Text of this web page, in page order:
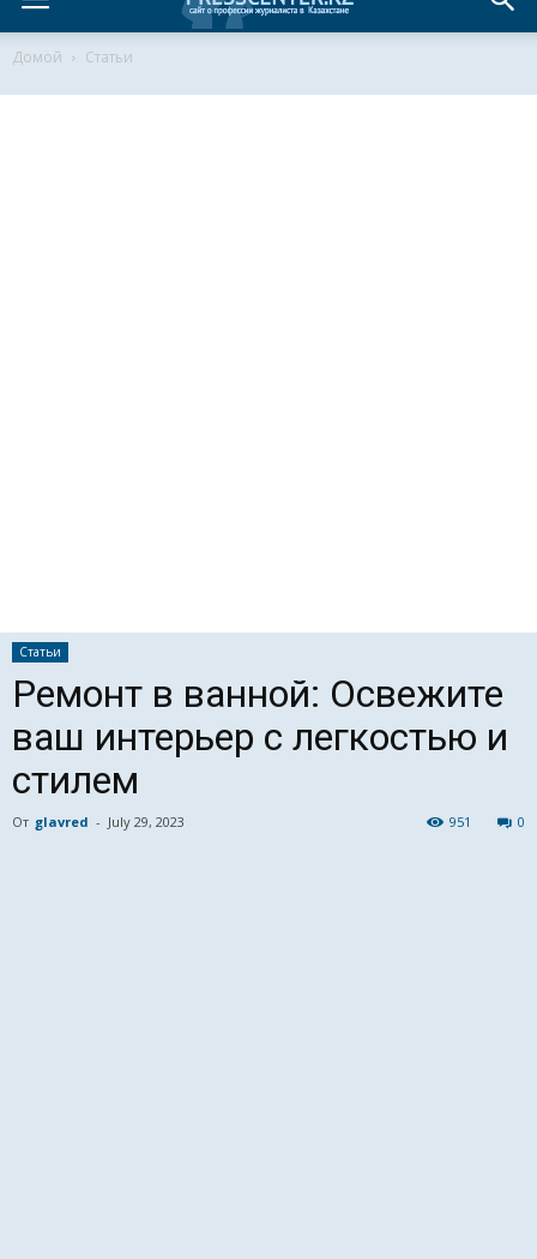
Домой Статьи
Статьи
Ремонт в ванной: Освежите
ваш интерьер с легкостью и
стилем
От glavred - July 29, 2023 0
951